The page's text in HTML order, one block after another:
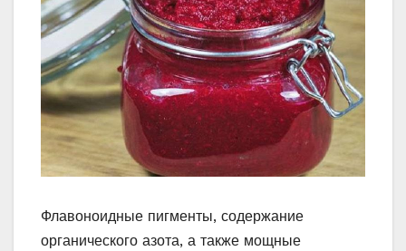
Флавоноидные пигменты, содержание
органического азота, а также мощные